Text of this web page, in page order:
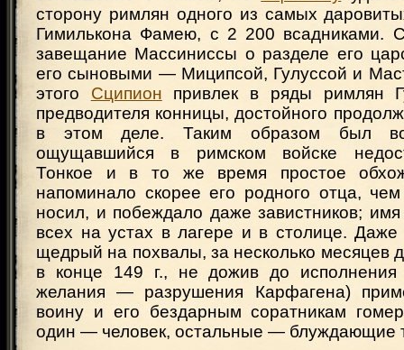
сторону римлян одного из самых
Гимилькона Фамею, с 2 200 всадниками.
завещание Массиниссы о разделе его
его сыновыми — Миципсой, Гулуссой и
этого Сципион привлек в ряды римлян
предводителя конницы, достойного
в этом деле. Таким образом был
ощущавшийся в римском войске
Тонкое и в то же время простое
напоминало скорее его родного отца,
носил, и побеждало даже завистников;
всех на устах в лагере и в столице.
щедрый на похвалы, за несколько месяцев
в конце 149 г., не дожив до исполнения
желания — разрушения Карфагена)
воину и его бездарным соратникам
один — человек, остальные — блуждающие